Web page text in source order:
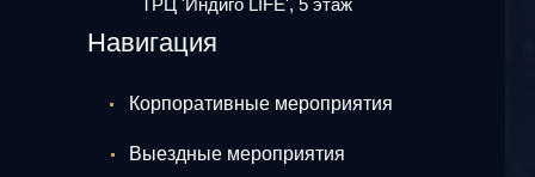
Навигация
Корпоративные мероприятия
Выездные мероприятия